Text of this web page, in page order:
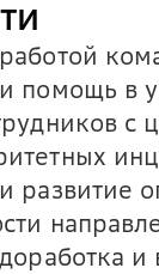
помощь в
с
развитие